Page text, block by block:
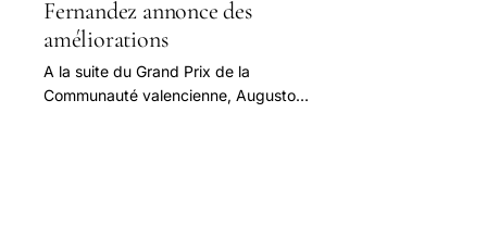
Fernandez annonce des
améliorations
A la suite du Grand Prix de la
Communauté valencienne, Augusto